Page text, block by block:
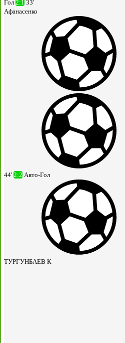
Гол 2:1 33'
Афанасенко
44' 2:2 Авто-Гол
ТУРГУНБАЕВ К